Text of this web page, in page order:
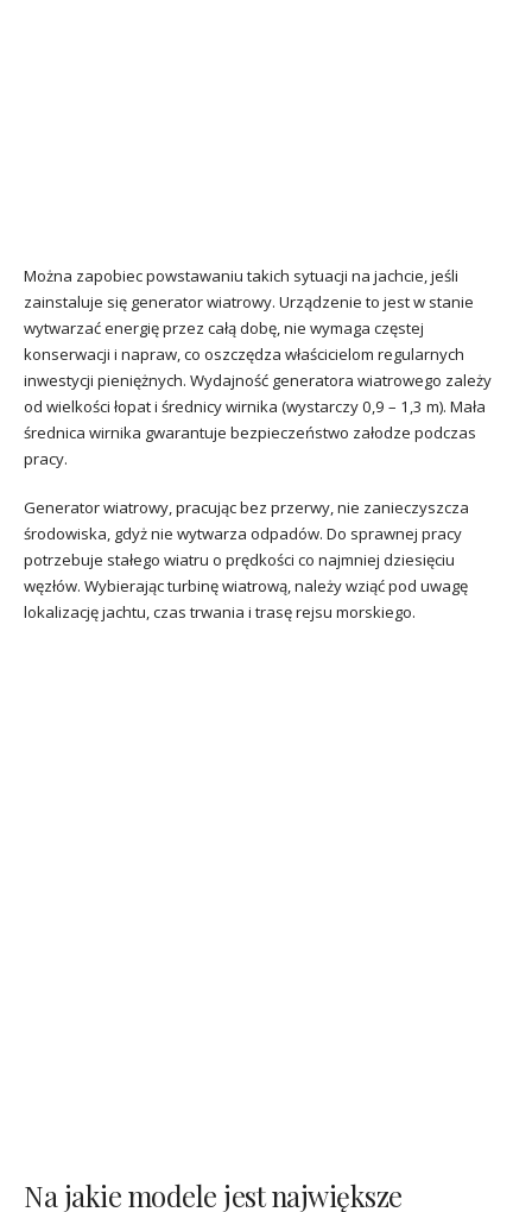
Można zapobiec powstawaniu takich sytuacji na jachcie, jeśli
zainstaluje się generator wiatrowy. Urządzenie to jest w stanie
wytwarzać energię przez całą dobę, nie wymaga częstej
konserwacji i napraw, co oszczędza właścicielom regularnych
inwestycji pieniężnych. Wydajność generatora wiatrowego zależy
od wielkości łopat i średnicy wirnika (wystarczy 0,9 – 1,3 m). Mała
średnica wirnika gwarantuje bezpieczeństwo załodze podczas
pracy.
Generator wiatrowy, pracując bez przerwy, nie zanieczyszcza
środowiska, gdyż nie wytwarza odpadów. Do sprawnej pracy
potrzebuje stałego wiatru o prędkości co najmniej dziesięciu
węzłów. Wybierając turbinę wiatrową, należy wziąć pod uwagę
lokalizację jachtu, czas trwania i trasę rejsu morskiego.
Na jakie modele jest największe